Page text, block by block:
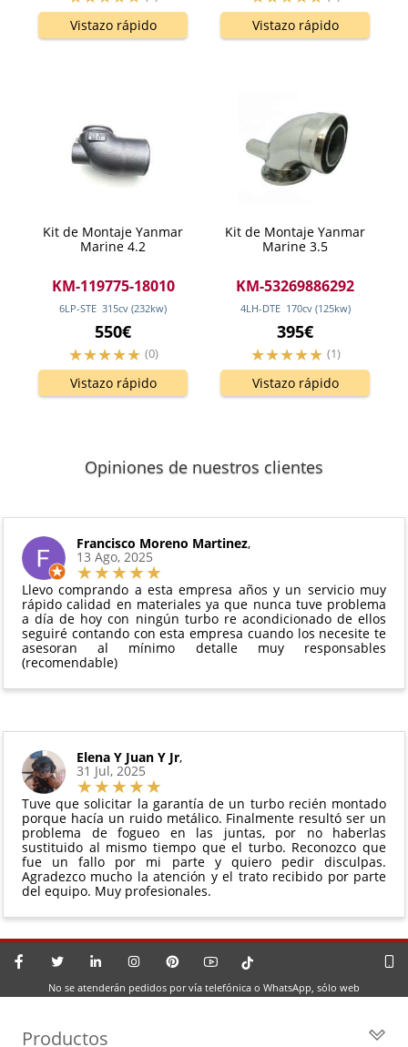
Vistazo rápido Vistazo rápido
Kit de Montaje Yanmar
Marine 4.2
KM-119775-18010
6LP-STE 315cv (232kw)
550€
(0)
Vistazo rápido
Kit de Montaje Yanmar
Marine 3.5
KM-53269886292
4LH-DTE 170cv (125kw)
395€
(1)
Vistazo rápido
Opiniones de nuestros clientes
Francisco Moreno Martinez,
13 Ago, 2025
Llevo comprando a esta empresa años y un servicio muy
rápido calidad en materiales ya que nunca tuve problema
a día de hoy con ningún turbo re acondicionado de ellos
seguiré contando con esta empresa cuando los necesite te
asesoran al mínimo detalle muy responsables
(recomendable)
Elena Y Juan Y Jr,
31 Jul, 2025
Tuve que solicitar la garantía de un turbo recién montado
porque hacía un ruido metálico. Finalmente resultó ser un
problema de fogueo en las juntas, por no haberlas
sustituido al mismo tiempo que el turbo. Reconozco que
fue un fallo por mi parte y quiero pedir disculpas.
Agradezco mucho la atención y el trato recibido por parte
del equipo. Muy profesionales.
No se atenderán pedidos por vía telefónica o WhatsApp, sólo web
Productos